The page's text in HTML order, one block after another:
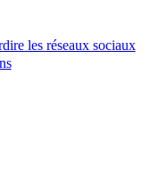
les réseaux sociaux